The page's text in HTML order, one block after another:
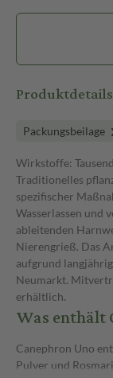
Packungsbeilage
Wirkstoffe:
Traditionelles
spezifischer
Wasserlassen und
ableitenden
Nierengrieß. Das
aufgrund
Neumarkt.
erhältlich.
Was enthält
Canephron Uno
Pulver und